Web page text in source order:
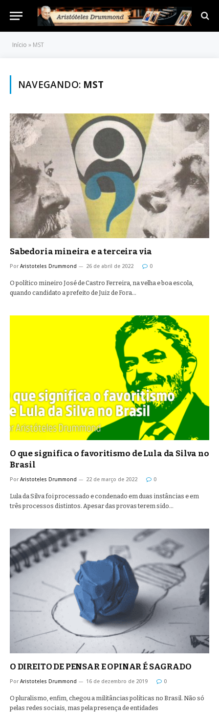
Início » MST
NAVEGANDO: MST
Sabedoria mineira e a terceira via
Por Aristoteles Drummond 26 de abril de 2022 0
O político mineiro José de Castro Ferreira, na velha e boa escola,
quando candidato a prefeito de Juiz de Fora…
O que significa o favoritismo de Lula da Silva no
Brasil
Por Aristoteles Drummond 22 de março de 2022 0
Lula da Silva foi processado e condenado em duas instâncias e em
três processos distintos. Apesar das provas terem sido…
O DIREITO DE PENSAR E OPINAR É SAGRADO
Por Aristoteles Drummond 16 de dezembro de 2019 0
O pluralismo, enfim, chegou a militâncias políticas no Brasil. Não só
pelas redes sociais, mas pela presença de entidades